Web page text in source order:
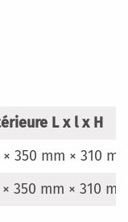
L x l x H
350 mm × 310
350 mm × 310